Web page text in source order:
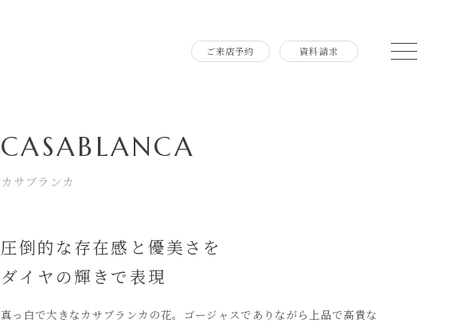
ご来店予約 資料請求
CASABLANCA
カサブランカ
圧倒的な存在感と優美さを
ダイヤの輝きで表現
真っ白で大きなカサブランカの花。ゴージャスでありながら上品で高貴な